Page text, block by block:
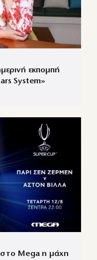
εκπομπή
System»
Mega η μάχη